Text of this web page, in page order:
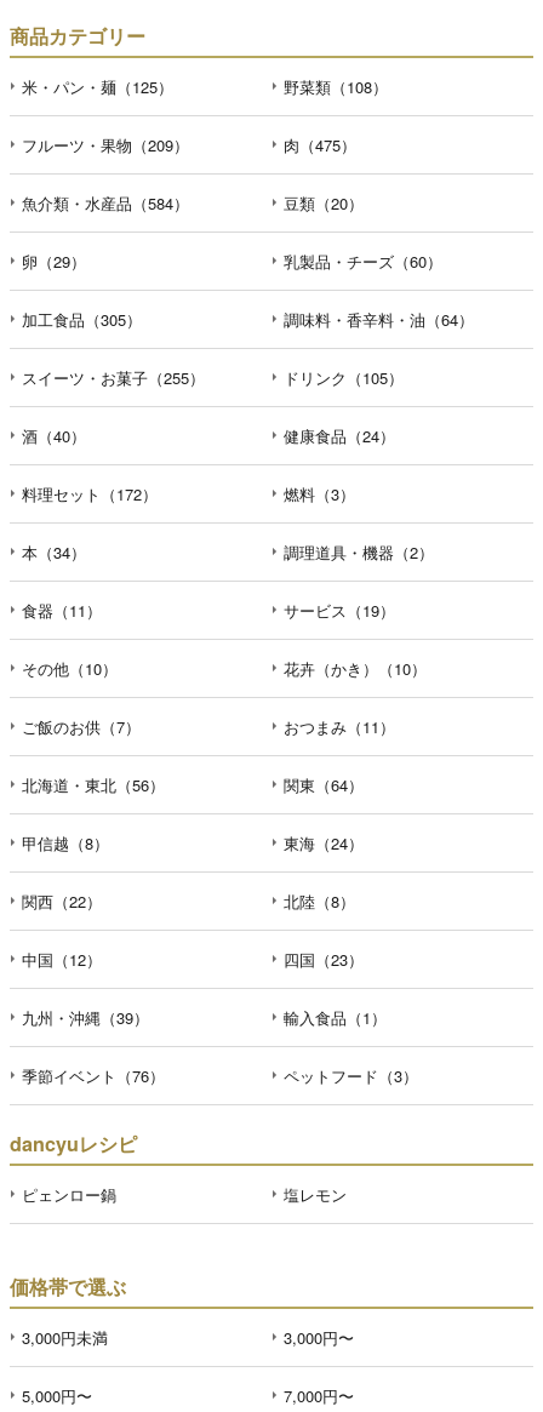
商品カテゴリー
米・パン・麺（125） 野菜類（108）
フルーツ・果物（209） 肉（475）
魚介類・水産品（584） 豆類（20）
卵（29） 乳製品・チーズ（60）
加工食品（305） 調味料・香辛料・油（64）
スイーツ・お菓子（255） ドリンク（105）
酒（40） 健康食品（24）
料理セット（172） 燃料（3）
本（34） 調理道具・機器（2）
食器（11） サービス（19）
その他（10） 花卉（かき）（10）
ご飯のお供（7） おつまみ（11）
北海道・東北（56） 関東（64）
甲信越（8） 東海（24）
関西（22） 北陸（8）
中国（12） 四国（23）
九州・沖縄（39） 輸入食品（1）
季節イベント（76） ペットフード（3）
dancyuレシピ
ピェンロー鍋 塩レモン
価格帯で選ぶ
3,000円未満 3,000円〜
5,000円〜 7,000円〜